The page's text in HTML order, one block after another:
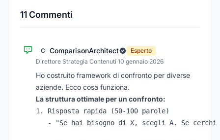
11 Commenti
C ComparisonArchitect
Esperto
Direttore Strategia Contenuti·10 gennaio 2026
Ho costruito framework di confronto per diverse
aziende. Ecco cosa funziona.
La struttura ottimale per un confronto:
1. Risposta rapida (50-100 parole)
- "Se hai bisogno di X, scegli A. Se cerchi